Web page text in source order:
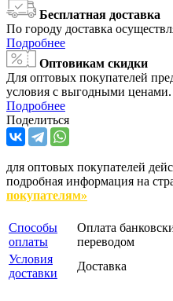
Бесплатная доставка
По городу доставка
Подробнее
Оптовикам скидки
Для оптовых покупателей
условия с выгодными ценами.
Подробнее
Поделиться
для оптовых покупателей
подробная информация на
покупателям»
Способы
оплаты
Оплата
переводом
Условия
доставки
Доставка